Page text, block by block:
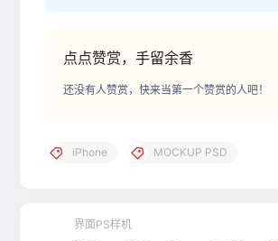
点点赞赏，手留余香
还没有人赞赏，快来当第一个赞赏的人吧！
iPhone MOCKUP PSD
界面PS样机